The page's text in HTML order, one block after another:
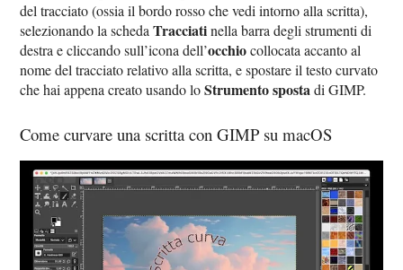
del tracciato (ossia il bordo rosso che vedi intorno alla scritta),
selezionando la schedaTracciatinella barra degli strumenti di
destra e cliccando sull’icona dell’occhiocollocata accanto al
nome del tracciato relativo alla scritta, e spostare il testo curvato
che hai appena creato usando loStrumento spostadi GIMP.
Come curvare una scritta con GIMP su macOS